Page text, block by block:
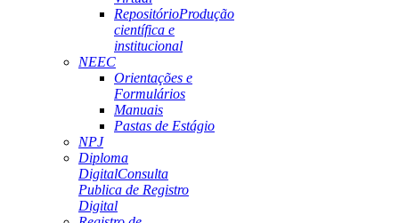
RepositórioProdução
científica e
institucional
NEEC
Orientações e
Formulários
Manuais
Pastas de Estágio
NPJ
Diploma
DigitalConsulta
Publica de Registro
Digital